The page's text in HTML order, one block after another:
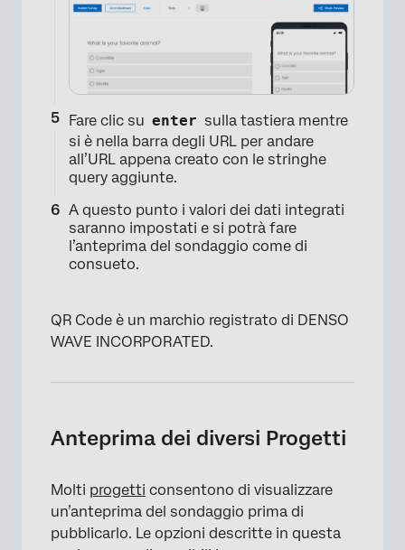
Fare clic su enter sulla tastiera mentre
si è nella barra degli URL per andare
all’URL appena creato con le stringhe
query aggiunte.
A questo punto i valori dei dati integrati
saranno impostati e si potrà fare
l’anteprima del sondaggio come di
consueto.
QR Code è un marchio registrato di DENSO
WAVE INCORPORATED.
Anteprima dei diversi Progetti
Molti progetti consentono di visualizzare
un’anteprima del sondaggio prima di
pubblicarlo. Le opzioni descritte in questa